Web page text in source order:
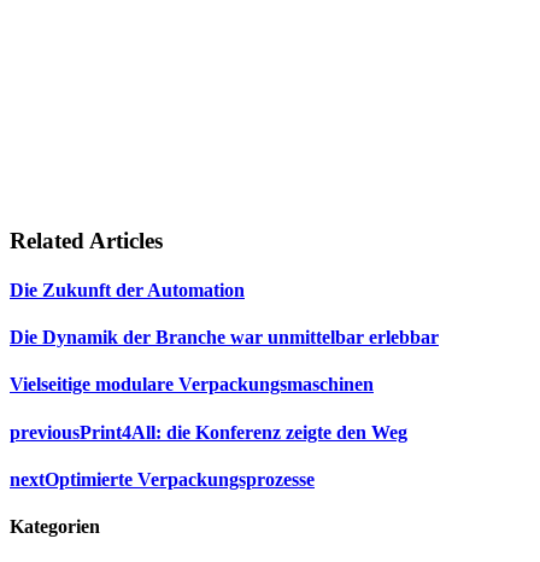
Related Articles
Die Zukunft der Automation
Die Dynamik der Branche war unmittelbar erlebbar
Vielseitige modulare Verpackungsmaschinen
previousPrint4All: die Konferenz zeigte den Weg
nextOptimierte Verpackungsprozesse
Kategorien